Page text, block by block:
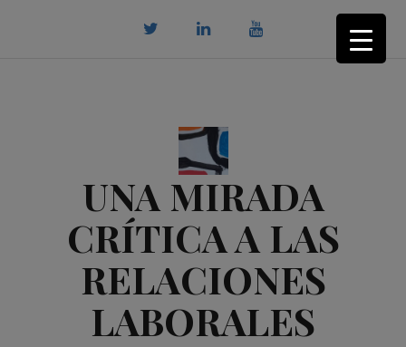
UNA MIRADA
CRÍTICA A LAS
RELACIONES
LABORALES